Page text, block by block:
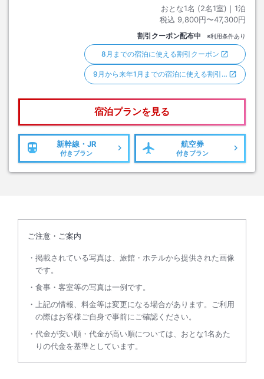
おとな1名 (2名1室)｜ 1泊
税込 9,800円〜47,300円
割引クーポン配布中 ※利用条件あり
8月までの宿泊に使える割引クーポン
9月から来年1月までの宿泊に使える割引…
宿泊プランを見る
新幹線・JR
付きプラン
航空券
付きプラン
ご注意・ご案内
掲載されている写真は、旅館・ホテルから提供された画像
です。
食事・客室等の写真は一例です。
上記の情報、料金等は変更になる場合があります。ご利用
の際はお客様ご自身で事前にご確認ください。
代金が安い順・代金が高い順については、おとな1名あた
りの代金を基準としています。